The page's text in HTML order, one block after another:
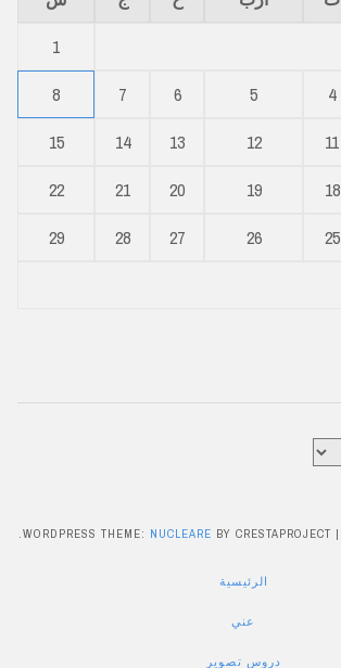
1
4
5
6
7
8
11
12
13
14
15
18
19
20
21
22
25
26
27
28
29
|
WORDPRESS THEME: NUCLEARE BY CRESTAPROJECT.
الرئيسية
عني
دروس تصوير